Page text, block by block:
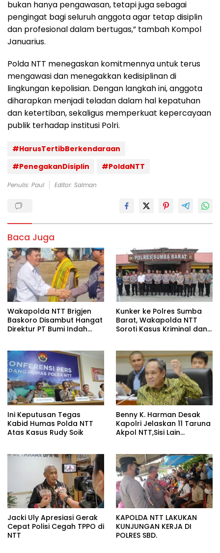
bukan hanya pengawasan, tetapi juga sebagai
pengingat bagi seluruh anggota agar tetap disiplin
dan profesional dalam bertugas,” tambah Kompol
Januarius.
Polda NTT menegaskan komitmennya untuk terus
mengawasi dan menegakkan kedisiplinan di
lingkungan kepolisian. Dengan langkah ini, anggota
diharapkan menjadi teladan dalam hal kepatuhan
dan ketertiban, sekaligus memperkuat kepercayaan
publik terhadap institusi Polri.
#HarusTertibBerkendaraan
#PenegakanDisiplin
#PoldaNTT
Penulis: Paul Editor: Salman
Baca Juga
Wakapolda NTT Brigjen
Baskoro Disambut Hangat
Direktur PT Bumi Indah
Kunker ke Polres Sumba
Barat, Wakapolda NTT
Soroti Kasus Kriminal dan
Ini Keputusan Tegas
Kabid Humas Polda NTT
Atas Kasus Rudy Soik
Benny K. Harman Desak
Kapolri Jelaskan 11 Taruna
Akpol NTT,Sisi Lain
Jacki Uly Apresiasi Gerak
Cepat Polisi Cegah TPPO di
NTT
KAPOLDA NTT LAKUKAN
KUNJUNGAN KERJA DI
POLRES SBD.